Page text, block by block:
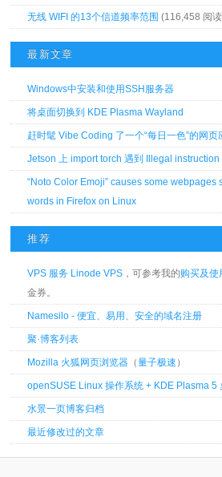
无线 WIFI 的13个信道频率范围 (116,458 阅
最新文章
Windows中安装和使用SSH服务器
将桌面切换到 KDE Plasma Wayland
赶时髦 Vibe Coding 了一个“每日一色”的网页
Jetson 上 import torch 遇到 Illegal instruction
“Noto Color Emoji” causes some
words in Firefox on Linux
推荐
VPS 服务 Linode VPS ，可参考我的购买及使
金券。
Namesilo - 便宜、易用、安全的域名注册
聚·博客列表
Mozilla 火狐网页浏览器 （量子极速 ）
openSUSE Linux 操作系统 + KDE Plasma 5
水景一页博客归档
最近修改过的文章